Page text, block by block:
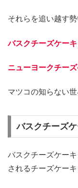
それらを追い越す
バスクチーズケーキ
ニューヨークチー
マツコの知らない
バスクチーズ
バスクチーズケー
されるチーズケー